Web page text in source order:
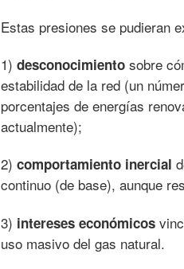
Estas presiones se pudieran
1) desconocimiento sobre
estabilidad de la red (un
porcentajes de energías
actualmente);
2) comportamiento inercial
continuo (de base), aunque
3) intereses económicos
uso masivo del gas natural.